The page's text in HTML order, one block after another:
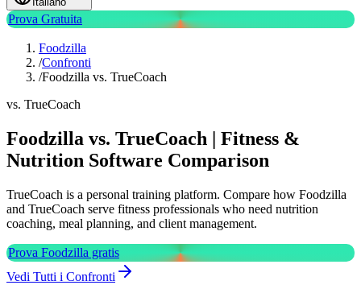
Prova Gratuita
Foodzilla
/Confronti
/Foodzilla vs. TrueCoach
vs. TrueCoach
Foodzilla vs. TrueCoach | Fitness &
Nutrition Software Comparison
TrueCoach is a personal training platform. Compare how Foodzilla
and TrueCoach serve fitness professionals who need nutrition
coaching, meal planning, and client management.
Prova Foodzilla gratis
Vedi Tutti i Confronti